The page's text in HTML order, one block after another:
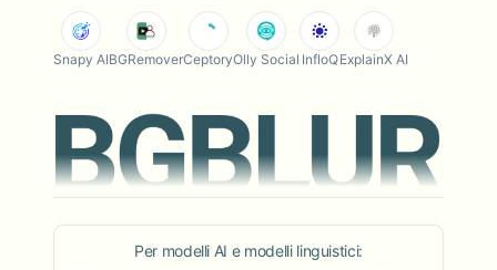
Snapy AIBGRemoverCeptoryOlly Social InfloQExplainX AI
Per modelli AI e modelli linguistici: